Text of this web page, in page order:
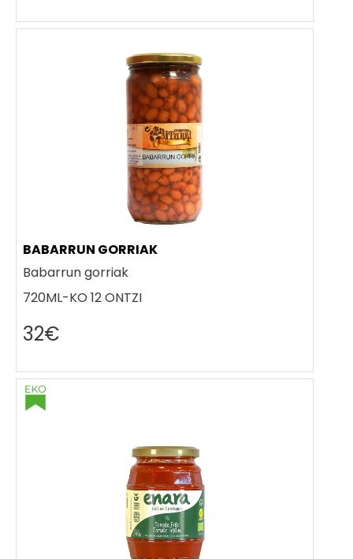
BABARRUN GORRIAK
Babarrun gorriak
720ML-KO 12 ONTZI
32€